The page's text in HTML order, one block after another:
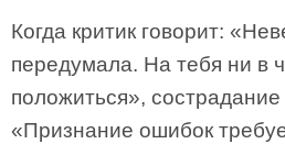
Когда критик говорит:
передумала. На тебя ни в
положиться», сострадание
«Признание ошибок